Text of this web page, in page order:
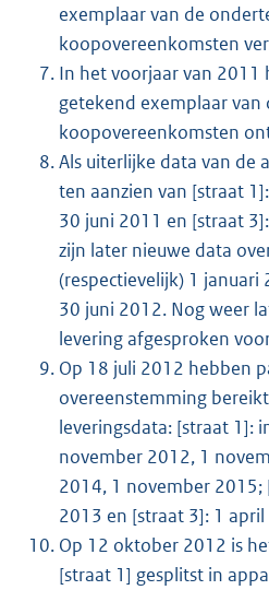
exemplaar van de
koopovereenkomsten
In het voorjaar van 2011
getekend exemplaar van
koopovereenkomsten
Als uiterlijke data van de
ten aanzien van [straat
30 juni 2011 en [straat
zijn later nieuwe data
(respectievelijk) 1
30 juni 2012. Nog weer
levering afgesproken
Op 18 juli 2012 hebben
overeenstemming
leveringsdata: [straat 1]:
november 2012, 1
2014, 1 november
2013 en [straat 3]: 1
Op 12 oktober 2012 is
[straat 1] gesplitst in